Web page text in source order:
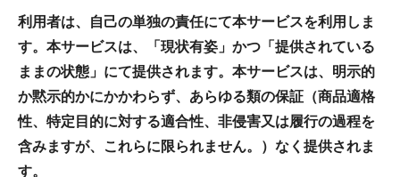
利用者は、自己の単独の責任にて本サービスを利用しま
す。本サービスは、「現状有姿」かつ「提供されている
ままの状態」にて提供されます。本サービスは、明示的
か黙示的かにかかわらず、あらゆる類の保証（商品適格
性、特定目的に対する適合性、非侵害又は履行の過程を
含みますが、これらに限られません。）なく提供されま
す。